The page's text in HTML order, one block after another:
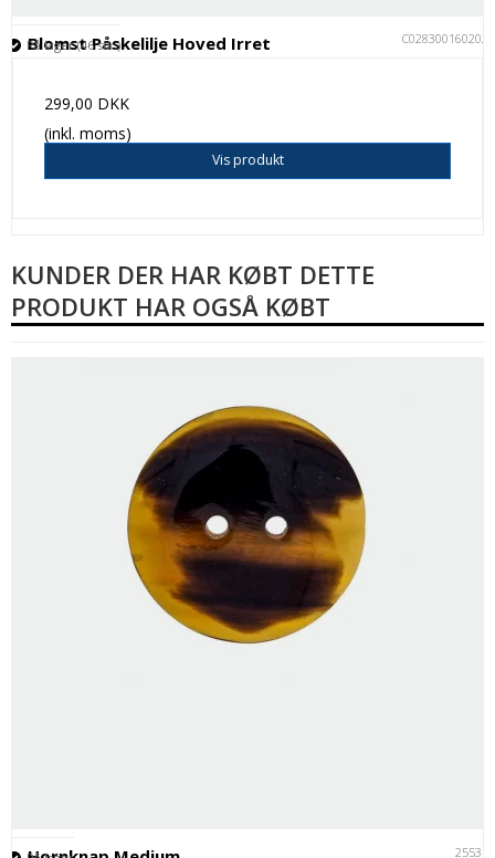
Blomst Påskelilje Hoved Irret C028300160202
På lager (46 stk.)
299,00 DKK
(inkl. moms)
Vis produkt
KUNDER DER HAR KØBT DETTE
PRODUKT HAR OGSÅ KØBT
25531